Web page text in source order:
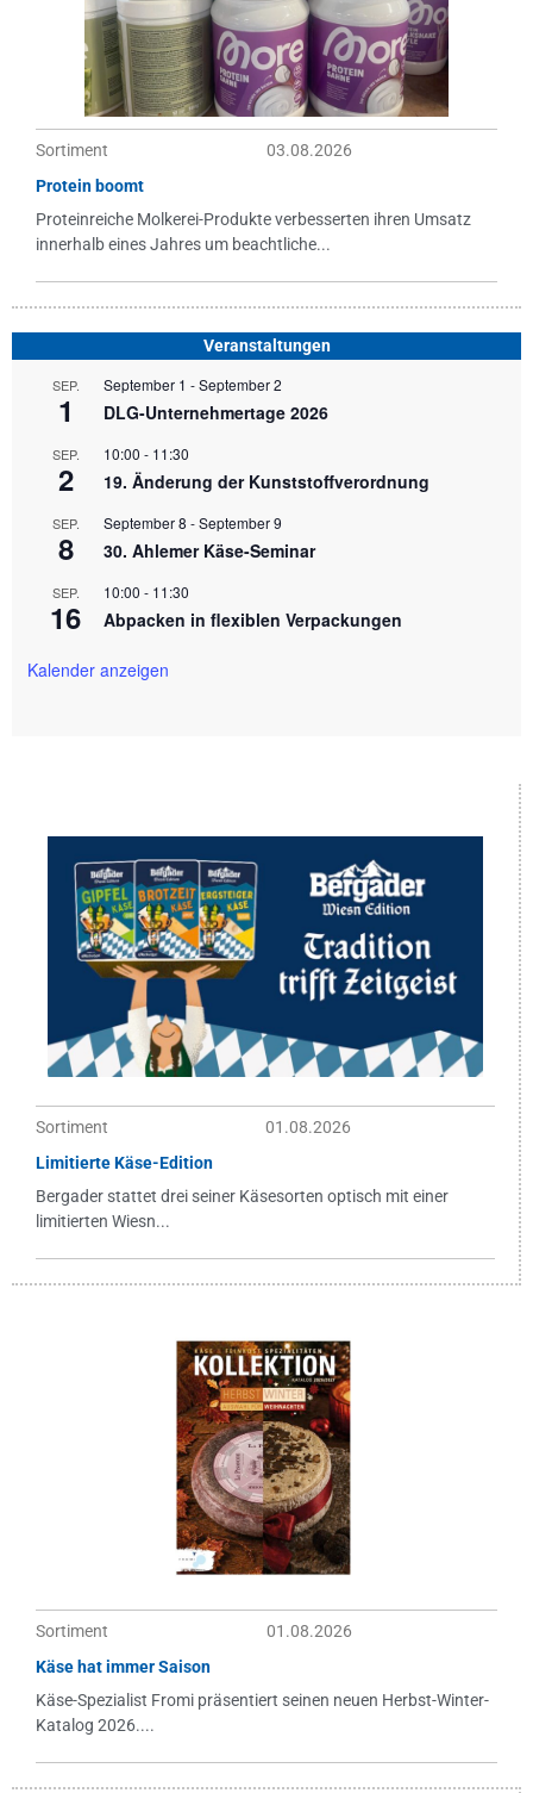
Sortiment
03.08.2026
Protein boomt
Proteinreiche Molkerei-Produkte verbesserten ihren Umsatz
innerhalb eines Jahres um beachtliche...
Veranstaltungen
SEP.
1
September 1 -September 2
DLG-Unternehmertage 2026
SEP.
2
10:00 - 11:30
19. Änderung der Kunststoffverordnung
SEP.
8
September 8 -September 9
30. Ahlemer Käse-Seminar
SEP.
16
10:00 - 11:30
Abpacken in flexiblen Verpackungen
Kalender anzeigen
Sortiment
01.08.2026
Limitierte Käse-Edition
Bergader stattet drei seiner Käsesorten optisch mit einer
limitierten Wiesn...
Sortiment
01.08.2026
Käse hat immer Saison
Käse-Spezialist Fromi präsentiert seinen neuen Herbst-Winter-
Katalog 2026....